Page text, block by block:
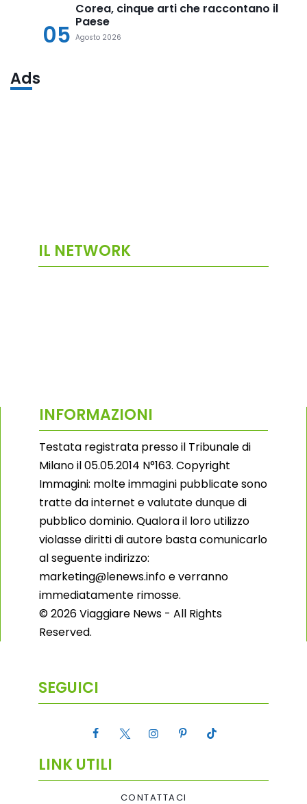
05
Corea, cinque arti che raccontano il
Paese
Agosto 2026
Ads
IL NETWORK
INFORMAZIONI
Testata registrata presso il Tribunale di
Milano il 05.05.2014 N°163. Copyright
Immagini: molte immagini pubblicate sono
tratte da internet e valutate dunque di
pubblico dominio. Qualora il loro utilizzo
violasse diritti di autore basta comunicarlo
al seguente indirizzo:
marketing@lenews.info e verranno
immediatamente rimosse.
© 2026 Viaggiare News - All Rights
Reserved.
SEGUICI
LINK UTILI
CONTATTACI